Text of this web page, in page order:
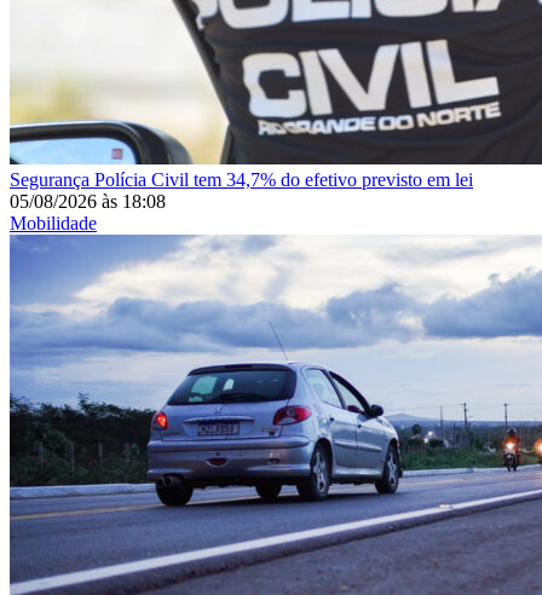
Segurança Polícia Civil tem 34,7% do efetivo previsto em lei
05/08/2026 às 18:08
Mobilidade